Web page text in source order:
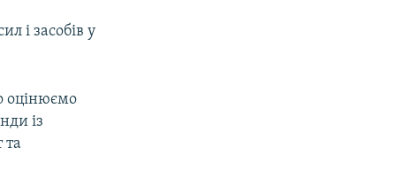
і засобів у
оцінюємо
із
та